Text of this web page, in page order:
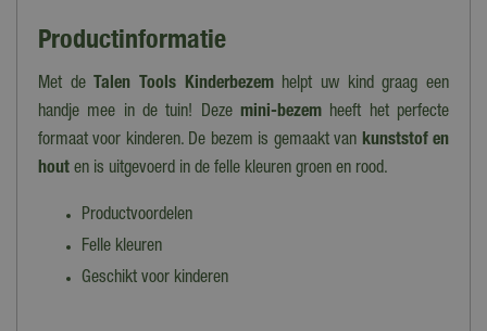
Productinformatie
Met de Talen Tools Kinderbezemhelpt uw kind graag een
handje mee in de tuin! Deze mini-bezem heeft het perfecte
formaat voor kinderen. De bezem is gemaakt van kunststof en
hout en is uitgevoerd in de felle kleuren groen en rood.
Productvoordelen
Felle kleuren
Geschikt voor kinderen